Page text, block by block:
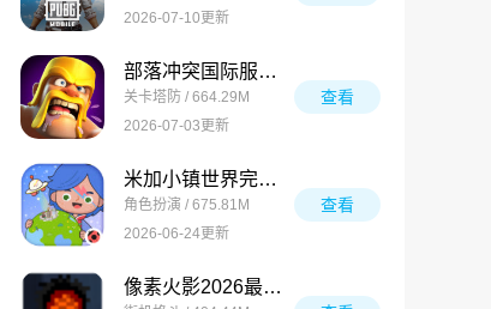
2026-07-10更新
部落冲突国际服最新版
关卡塔防 / 664.29M
2026-07-03更新
查看
米加小镇世界完整版
角色扮演 / 675.81M
2026-06-24更新
查看
像素火影2026最新版